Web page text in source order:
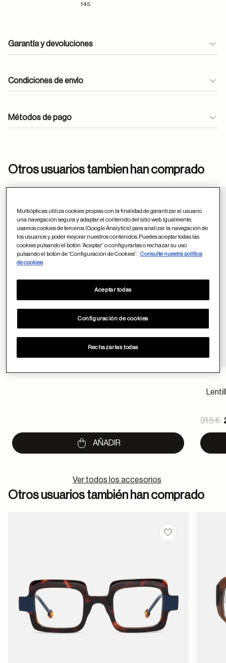
145
Garantía y devoluciones
ayuda
Condiciones de envío
Métodos de pago
Otros usuarios tambien han comprado
Guardar en
CORDON KOMODO RED
Price reduced from
3.5 €
to
3.15 € -10%
AÑADIR
31.5 €
to
Ver todos los accesorios
Otros usuarios también han comprado
Guardar en
Multiópticas utiliza cookies propias con la finalidad de garantizar al usuario
una navegación segura y adaptar el contenido del sitio web. Igualmente,
usamos cookies de terceros (Google Analytics) para analizar la navegación de
los usuarios y poder mejorar nuestros contenidos. Puedes aceptar todas las
cookies pulsando el botón “Aceptar” o configurarlas o rechazar su uso
pulsando el botón de “Configuración de Cookies”.
Consulte nuestra política
de cookies
Configuración de cookies
Rechazarlas todas
Aceptar todas